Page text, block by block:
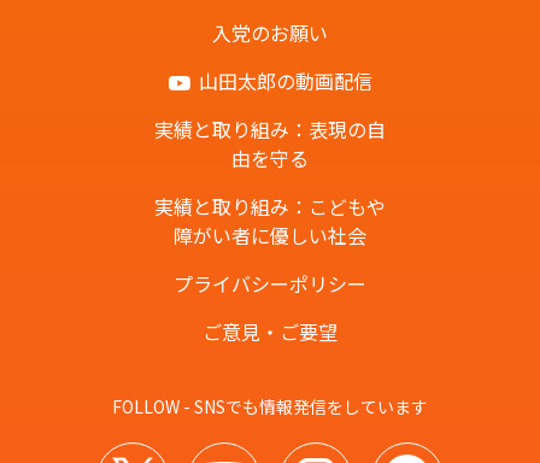
入党のお願い
山田太郎の動画配信
実績と取り組み：表現の自
由を守る
実績と取り組み：こどもや
障がい者に優しい社会
プライバシーポリシー
ご意見・ご要望
FOLLOW - SNSでも情報発信をしています